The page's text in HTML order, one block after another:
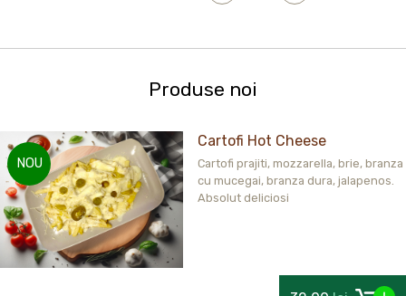
Produse noi
NOU
Cartofi Hot Cheese
Cartofi prajiti, mozzarella, brie, branza
cu mucegai, branza dura, jalapenos.
Absolut deliciosi